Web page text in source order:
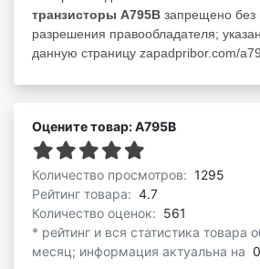
транзисторы А795В запрещено без
разрешения правообладателя;
данную страницу zapadpribor.com/
Оцените товар: А795В
Количество просмотров: 1295
Рейтинг товара: 4.7
Количество оценок: 561
* рейтинг и вся статистика товара
месяц; информация актуальна на